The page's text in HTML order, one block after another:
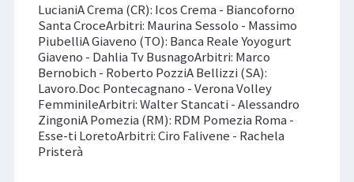
LucianiA Crema (CR): Icos Crema - Biancoforno
Santa CroceArbitri: Maurina Sessolo - Massimo
PiubelliA Giaveno (TO): Banca Reale Yoyogurt
Giaveno - Dahlia Tv BusnagoArbitri: Marco
Bernobich - Roberto PozziA Bellizzi (SA):
Lavoro.Doc Pontecagnano - Verona Volley
FemminileArbitri: Walter Stancati - Alessandro
ZingoniA Pomezia (RM): RDM Pomezia Roma -
Esse-ti LoretoArbitri: Ciro Falivene - Rachela
Pristerà